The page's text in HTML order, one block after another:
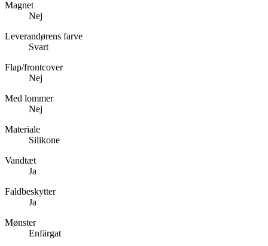
Magnet
Nej
Leverandørens farve
Svart
Flap/frontcover
Nej
Med lommer
Nej
Materiale
Silikone
Vandtæt
Ja
Faldbeskytter
Ja
Mønster
Enfärgat